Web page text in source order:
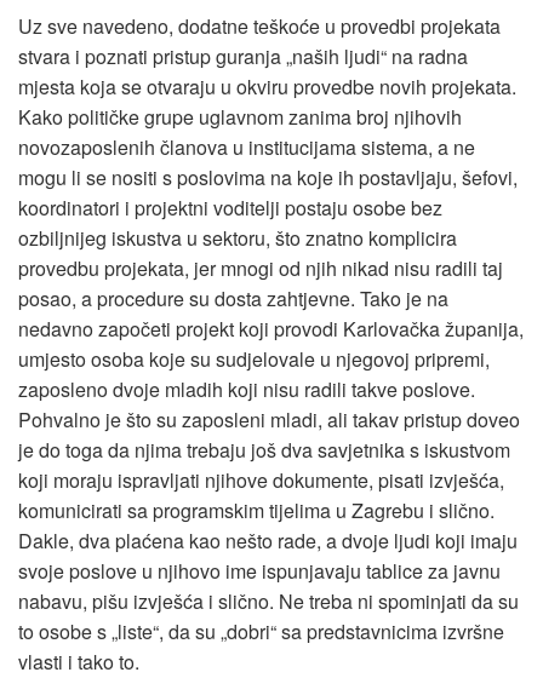
Uz sve navedeno, dodatne teškoće u provedbi projekata
stvara i poznati pristup guranja „naših ljudi“ na radna
mjesta koja se otvaraju u okviru provedbe novih projekata.
Kako političke grupe uglavnom zanima broj njihovih
novozaposlenih članova u institucijama sistema, a ne
mogu li se nositi s poslovima na koje ih postavljaju, šefovi,
koordinatori i projektni voditelji postaju osobe bez
ozbiljnijeg iskustva u sektoru, što znatno komplicira
provedbu projekata, jer mnogi od njih nikad nisu radili taj
posao, a procedure su dosta zahtjevne. Tako je na
nedavno započeti projekt koji provodi Karlovačka županija,
umjesto osoba koje su sudjelovale u njegovoj pripremi,
zaposleno dvoje mladih koji nisu radili takve poslove.
Pohvalno je što su zaposleni mladi, ali takav pristup doveo
je do toga da njima trebaju još dva savjetnika s iskustvom
koji moraju ispravljati njihove dokumente, pisati izvješća,
komunicirati sa programskim tijelima u Zagrebu i slično.
Dakle, dva plaćena kao nešto rade, a dvoje ljudi koji imaju
svoje poslove u njihovo ime ispunjavaju tablice za javnu
nabavu, pišu izvješća i slično. Ne treba ni spominjati da su
to osobe s „liste“, da su „dobri“ sa predstavnicima izvršne
vlasti i tako to.